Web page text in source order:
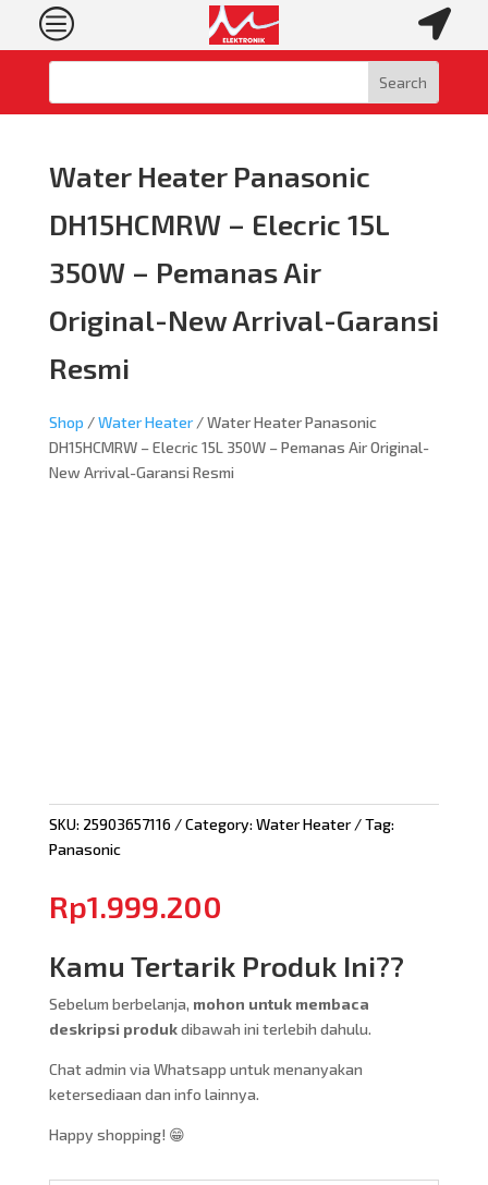
c 
Water Heater Panasonic
DH15HCMRW – Elecric 15L
350W – Pemanas Air
Original-New Arrival-Garansi
Resmi
Shop /Water Heater/ Water Heater Panasonic
DH15HCMRW – Elecric 15L 350W – Pemanas Air Original-
New Arrival-Garansi Resmi
SKU: 25903657116 Category: Water Heater
Tag:
Panasonic
Rp1.999.200
Kamu Tertarik Produk Ini??
Sebelum berbelanja, mohon untuk membaca
deskripsi produkdibawah ini terlebih dahulu.
Chat admin via Whatsapp untuk menanyakan
ketersediaan dan info lainnya.
Happy shopping! 😁